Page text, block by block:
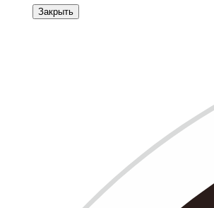
Закрыть